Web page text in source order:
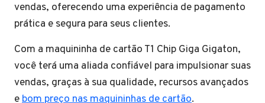
vendas, oferecendo uma experiência de pagamento
prática e segura para seus clientes.
Com a maquininha de cartão T1 Chip Giga Gigaton,
você terá uma aliada confiável para impulsionar suas
vendas, graças à sua qualidade, recursos avançados
ebom preço nas maquininhas de cartão.